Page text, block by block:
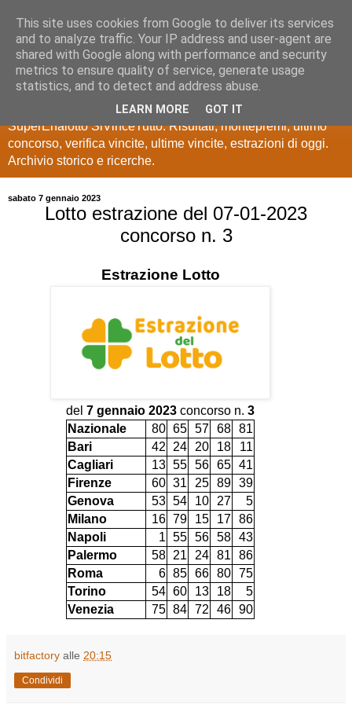
Estrazioni Lotto
SuperEnalotto
Ultime estrazioni di Lotto, SuperEnalotto, 10 e lotto,
SuperEnalotto SiVinceTutto. Risultati, montepremi, ultimo
concorso, verifica vincite, ultime vincite, estrazioni di oggi.
Archivio storico e ricerche.
sabato 7 gennaio 2023
Lotto estrazione del 07-01-2023
concorso n. 3
Estrazione Lotto
del 7 gennaio 2023 concorso n. 3
Nazionale
80 65 57 68 81
Bari
42 24 20 18
11
Cagliari
13 55 56 65 41
Firenze
60 31 25 89 39
Genova
53 54 10 27
5
Milano
16 79 15 17 86
Napoli
1 55 56 58 43
Palermo
58 21 24 81
86
Roma
6 85 66 80 75
Torino
54 60 13 18
5
Venezia
75 84 72 46 90
bitfactory alle 20:15
Condividi
This site uses cookies from Google to deliver its services
and to analyze traffic. Your IP address and user-agent are
shared with Google along with performance and security
metrics to ensure quality of service, generate usage
statistics, and to detect and address abuse.
LEARN MORE GOT IT